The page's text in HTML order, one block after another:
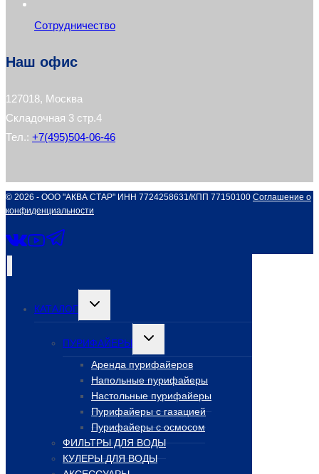
Сотрудничество
Наш офис
127018, Москва
Складочная 3 стр.4
Тел.: +7(495)504-06-46
© 2026 - ООО "АКВА СТАР" ИНН 7724258631/КПП 77150100 Соглашение о
конфиденциальности
КАТАЛОГ
Переключить
меню
ПУРИФАЙЕРЫ
Переключить
меню
Аренда пурифайеров
Напольные пурифайеры
Настольные пурифайеры
Пурифайеры с газацией
Пурифайеры с осмосом
ФИЛЬТРЫ ДЛЯ ВОДЫ
КУЛЕРЫ ДЛЯ ВОДЫ